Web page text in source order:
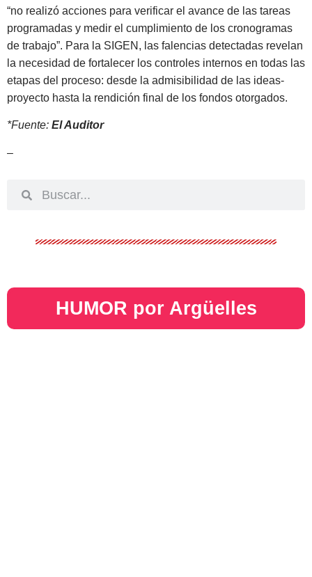
“no realizó acciones para verificar el avance de las tareas
programadas y medir el cumplimiento de los cronogramas
de trabajo”. Para la SIGEN, las falencias detectadas revelan
la necesidad de fortalecer los controles internos en todas las
etapas del proceso: desde la admisibilidad de las ideas-
proyecto hasta la rendición final de los fondos otorgados.
*Fuente: El Auditor
–
HUMOR por Argüelles​